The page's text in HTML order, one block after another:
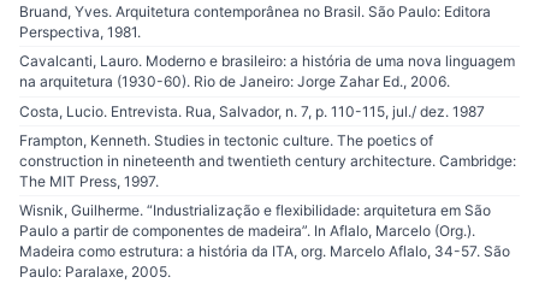
Bruand, Yves. Arquitetura contemporânea no Brasil. São Paulo: Editora
Perspectiva, 1981.
Cavalcanti, Lauro. Moderno e brasileiro: a história de uma nova linguagem
na arquitetura (1930-60). Rio de Janeiro: Jorge Zahar Ed., 2006.
Costa, Lucio. Entrevista. Rua, Salvador, n. 7, p. 110-115, jul./ dez. 1987
Frampton, Kenneth. Studies in tectonic culture. The poetics of
construction in nineteenth and twentieth century architecture. Cambridge:
The MIT Press, 1997.
Wisnik, Guilherme. “Industrialização e flexibilidade: arquitetura em São
Paulo a partir de componentes de madeira”. In Aflalo, Marcelo (Org.).
Madeira como estrutura: a história da ITA, org. Marcelo Aflalo, 34-57. São
Paulo: Paralaxe, 2005.